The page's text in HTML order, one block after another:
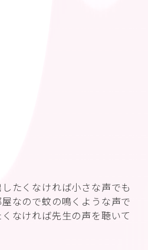
たくなければ小さな声でも
なので蚊の鳴くような声で
なければ先生の声を聴いて